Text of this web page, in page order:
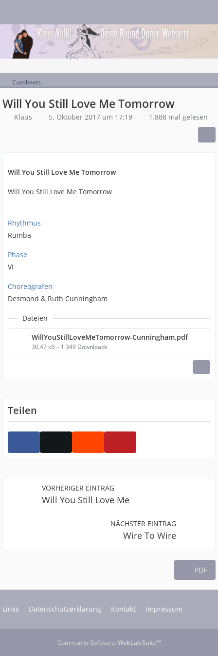
Cuesheets
Will You Still Love Me Tomorrow
Klaus 5. Oktober 2017 um 17:19 1.888 mal gelesen
Will You Still Love Me Tomorrow
Will You Still Love Me Tomorrow
Rhythmus
Rumba
Phase
VI
Choreografen
Desmond & Ruth Cunningham
Dateien
WillYouStillLoveMeTomorrow-Cunningham.pdf
30,47 kB – 1.349 Downloads
Teilen
VORHERIGER EINTRAG
Will You Still Love Me
NÄCHSTER EINTRAG
Wire To Wire
PDF
Links Datenschutzerklärung Kontakt Impressum
Community-Software: WoltLab Suite™